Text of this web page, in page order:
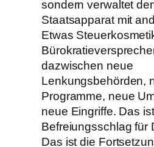
sondern verwaltet
Staatsapparat mit
Etwas
dazwischen neue
Lenkungsbehörden,
Programme, neue
neue Eingriffe. Das
Befreiungsschlag für
Das ist die